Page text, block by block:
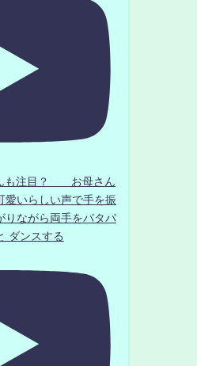
も注目？ お母さん
いらしい声で手を振
ながら両手をパタパ
ダンスする